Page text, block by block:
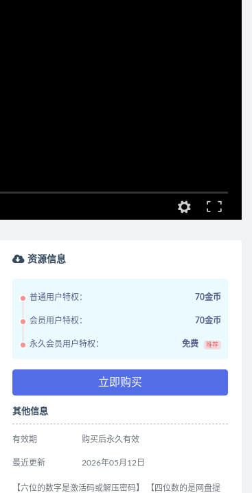
资源信息
普通用户特权： 70金币
会员用户特权： 70金币
永久会员用户特权： 免费 推荐
立即购买
其他信息
有效期 购买后永久有效
最近更新 2026年05月12日
【六位的数字是激活码或解压密码】 【四位数的是网盘提